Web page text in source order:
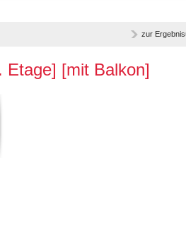
zur
[mit Balkon]